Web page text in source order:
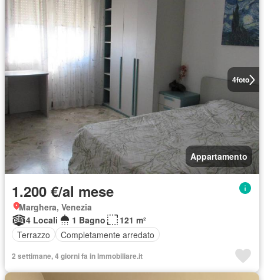
4foto
Appartamento
1.200 €/al mese
Marghera, Venezia
4 Locali
1 Bagno
121 m²
Terrazzo
Completamente arredato
2 settimane, 4 giorni fa in Immobiliare.it